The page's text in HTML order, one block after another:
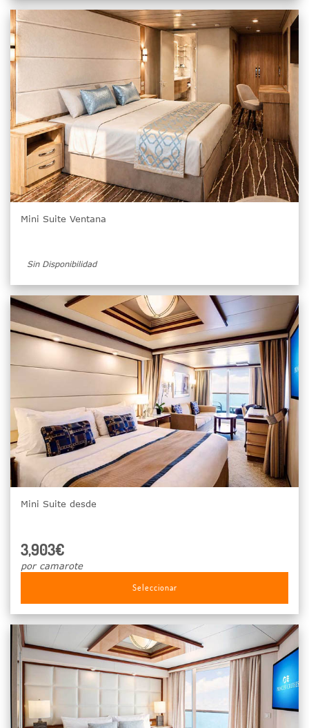
Mini Suite Ventana
Sin Disponibilidad
Mini Suite desde
3,903€
por camarote
Seleccionar